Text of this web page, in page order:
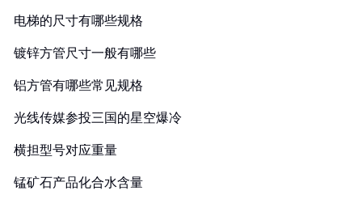
电梯的尺寸有哪些规格
镀锌方管尺寸一般有哪些
铝方管有哪些常见规格
光线传媒参投三国的星空爆冷
横担型号对应重量
锰矿石产品化合水含量